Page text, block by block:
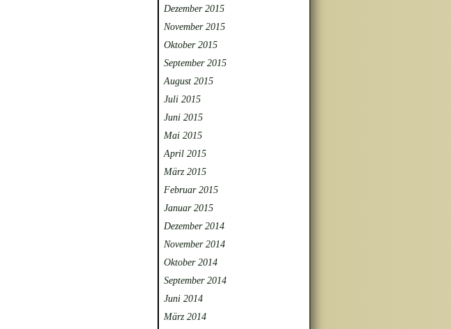
Dezember 2015
November 2015
Oktober 2015
September 2015
August 2015
Juli 2015
Juni 2015
Mai 2015
April 2015
März 2015
Februar 2015
Januar 2015
Dezember 2014
November 2014
Oktober 2014
September 2014
Juni 2014
März 2014